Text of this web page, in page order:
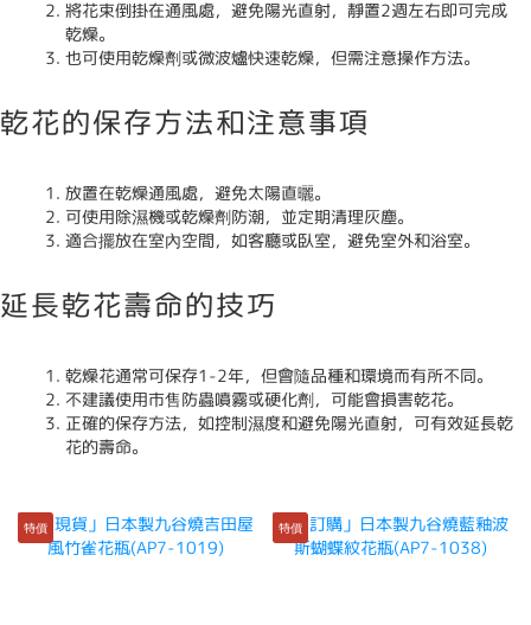
將花束倒掛在通風處，避免陽光直射，靜置2週左右即可完成
乾燥。
也可使用乾燥劑或微波爐快速乾燥，但需注意操作方法。
乾花的保存方法和注意事項
放置在乾燥通風處，避免太陽直曬。
可使用除濕機或乾燥劑防潮，並定期清理灰塵。
適合擺放在室內空間，如客廳或臥室，避免室外和浴室。
延長乾花壽命的技巧
乾燥花通常可保存1-2年，但會隨品種和環境而有所不同。
不建議使用市售防蟲噴霧或硬化劑，可能會損害乾花。
正確的保存方法，如控制濕度和避免陽光直射，可有效延長乾
花的壽命。
特價 特價